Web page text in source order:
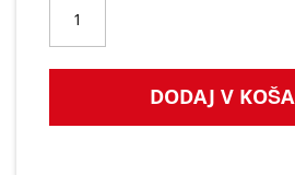
DODAJ V